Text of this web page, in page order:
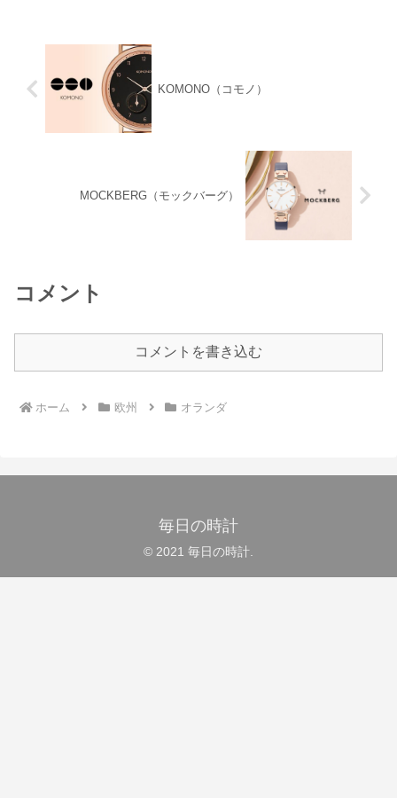
KOMONO（コモノ）
MOCKBERG（モックバーグ）
コメント
コメントを書き込む
ホーム 欧州 オランダ
毎日の時計
© 2021 毎日の時計.